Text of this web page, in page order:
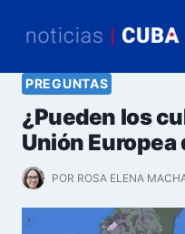
PREGUNTAS
¿Pueden los
Unión Europea
POR ROSA ELENA